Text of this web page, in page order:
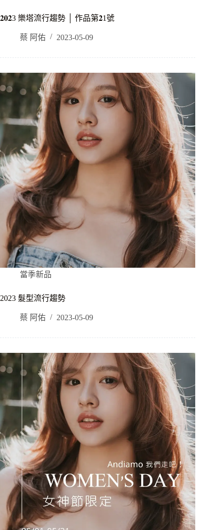
𝟐𝟎𝟐3 樂塔流行趨勢 │ 作品第𝟐1號
蔡 阿佑 2023-05-09
當季新品
2023 髮型流行趨勢
蔡 阿佑 2023-05-09